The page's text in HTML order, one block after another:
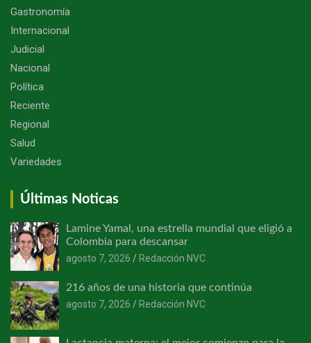
Gastronomía
Internacional
Judicial
Nacional
Política
Reciente
Regional
Salud
Variedades
Últimas Noticas
Lamine Yamal, una estrella mundial que eligió a
Colombia para descansar
agosto 7, 2026
Redacción NVC
216 años de una historia que continúa
agosto 7, 2026
Redacción NVC